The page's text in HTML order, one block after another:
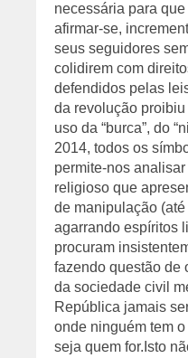
necessária para
afirmar-se,
seus seguidores
colidirem com
defendidos pelas
da revolução
uso da “burca”, do
2014, todos os
permite-nos
religioso que
de manipulação
agarrando espíritos
procuram
fazendo questão de
da sociedade civil
República jamais
onde ninguém tem
seja quem for. Isto